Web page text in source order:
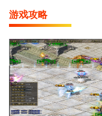
游戏攻略